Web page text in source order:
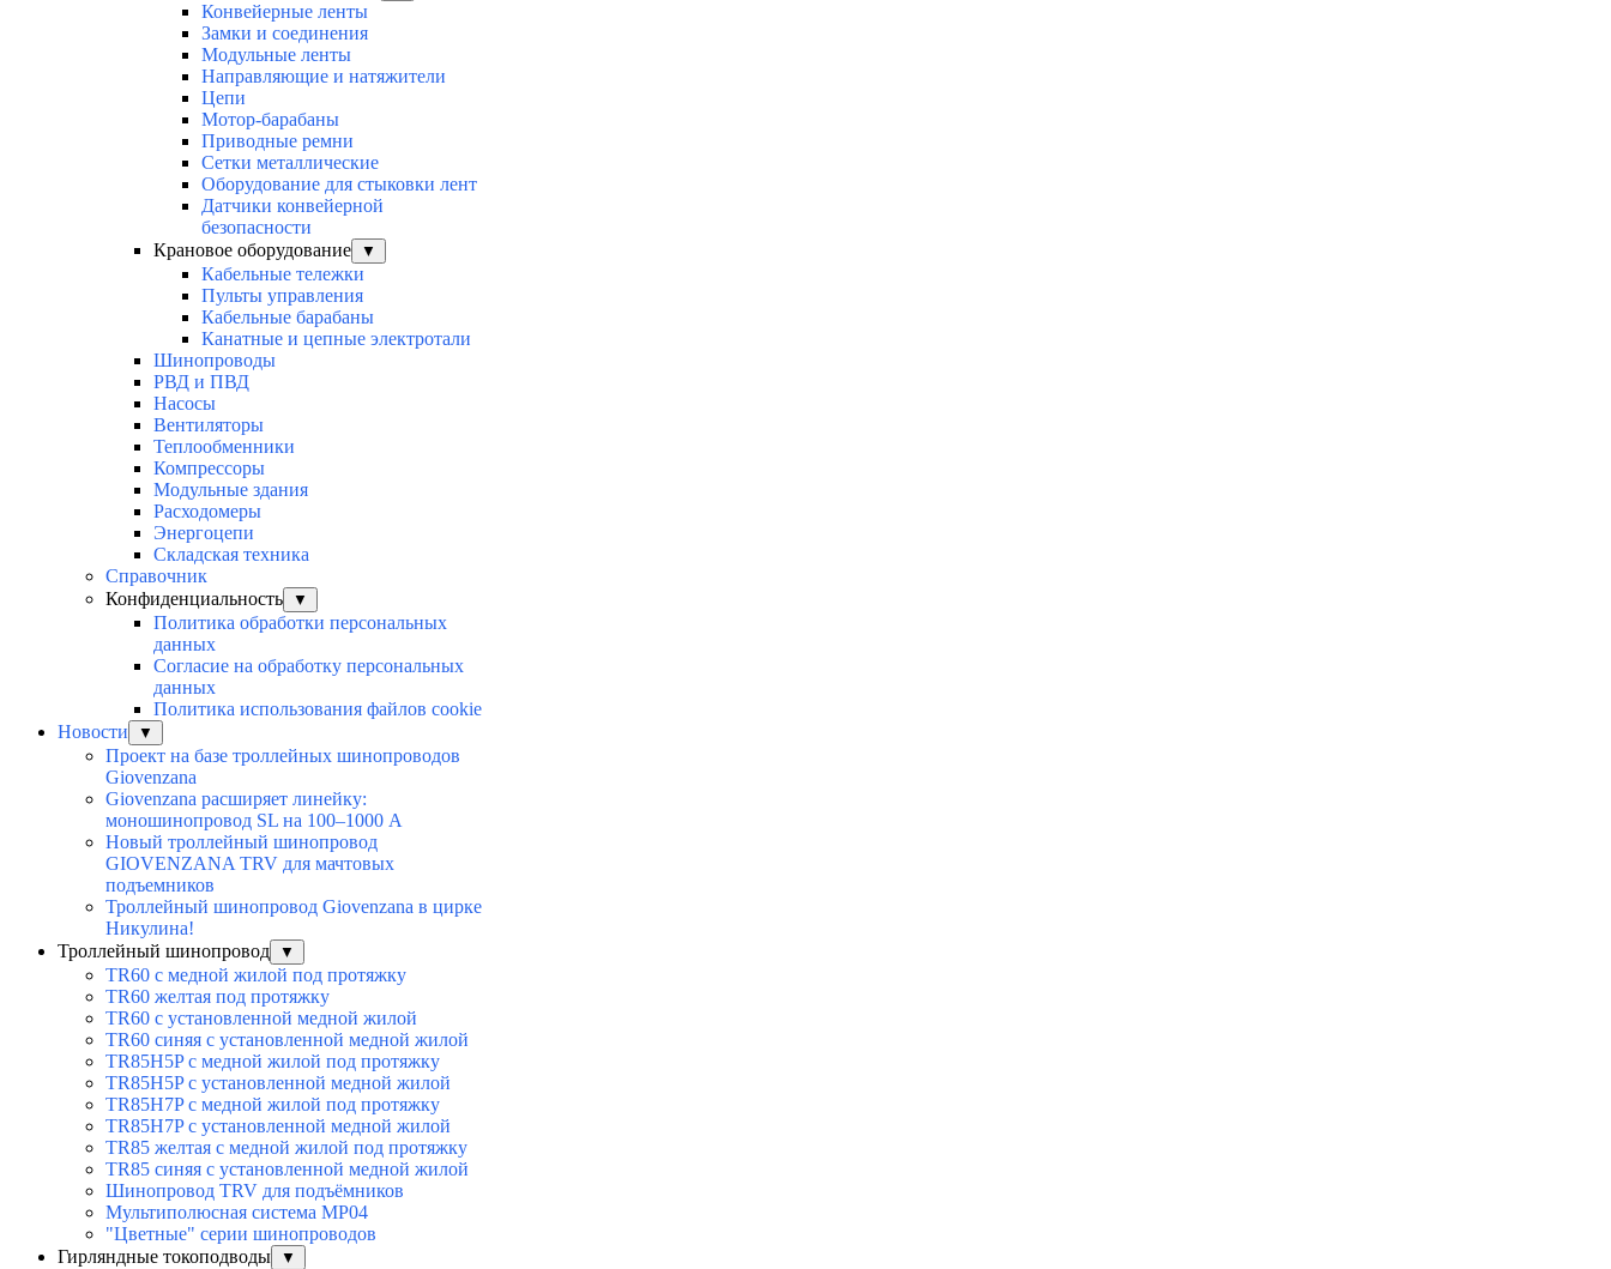
Конвейерные ленты
Замки и соединения
Модульные ленты
Направляющие и натяжители
Цепи
Мотор-барабаны
Приводные ремни
Сетки металлические
Оборудование для стыковки лент
Датчики конвейерной
безопасности
Крановое оборудование
▼
Кабельные тележки
Пульты управления
Кабельные барабаны
Канатные и цепные электротали
Шинопроводы
РВД и ПВД
Насосы
Вентиляторы
Теплообменники
Компрессоры
Модульные здания
Расходомеры
Энергоцепи
Складская техника
Справочник
Конфиденциальность
▼
Политика обработки персональных
данных
Согласие на обработку персональных
данных
Политика использования файлов cookie
Новости
▼
Проект на базе троллейных шинопроводов
Giovenzana
Giovenzana расширяет линейку:
моношинопровод SL на 100–1000 А
Новый троллейный шинопровод
GIOVENZANA TRV для мачтовых
подъемников
Троллейный шинопровод Giovenzana в цирке
Никулина!
Троллейный шинопровод
▼
TR60 с медной жилой под протяжку
TR60 желтая под протяжку
TR60 с установленной медной жилой
TR60 синяя с установленной медной жилой
TR85H5P с медной жилой под протяжку
TR85H5P с установленной медной жилой
TR85H7P с медной жилой под протяжку
TR85H7P с установленной медной жилой
TR85 желтая с медной жилой под протяжку
TR85 синяя с установленной медной жилой
Шинопровод TRV для подъёмников
Мультиполюсная система MP04
"Цветные" серии шинопроводов
Гирляндные токоподводы
▼